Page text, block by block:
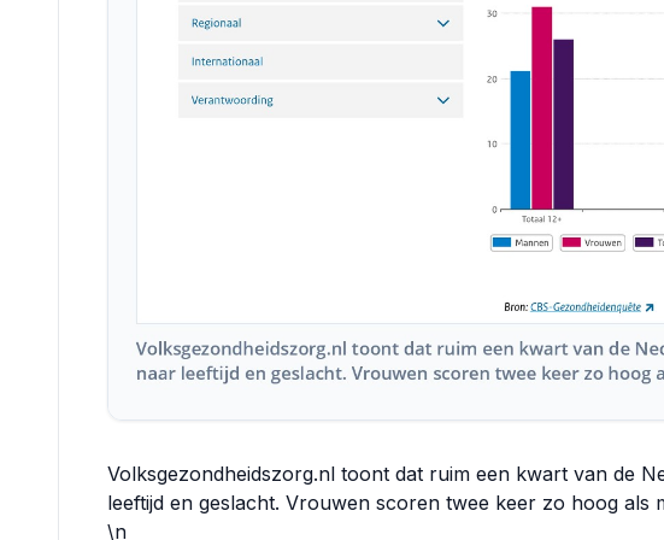
Volksgezondheidszorg.nl toont dat ruim een kwart van de
leeftijd en geslacht. Vrouwen scoren twee keer zo hoog als
\n